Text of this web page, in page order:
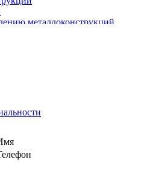
металлоконструкций
свай